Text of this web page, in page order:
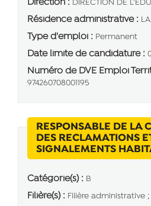
DIRECTION DE
Résidence administrative :
Type d'emploi : Permanent
Date limite de candidature :
Numéro de DVE Emploi
974260708001195
RESPONSABLE DE LA
DES RECLAMATIONS
SIGNALEMENTS
Catégorie(s) : B
Filière(s) : Filière administrative